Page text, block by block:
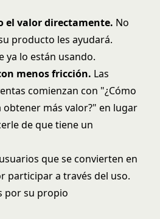
el valor directamente. No
producto les ayudará.
ya lo están usando.
menos fricción. Las
comienzan con "¿Cómo
obtener más valor?" en lugar
de que tiene un
que se convierten en
participar a través del uso.
por su propio